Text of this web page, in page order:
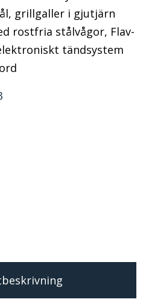
grillgaller i gjutjärn
rostfria stålvågor, Flav-
tändsystem